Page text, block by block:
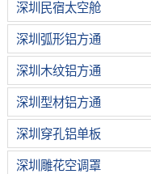
深圳民宿太空舱
深圳弧形铝方通
深圳木纹铝方通
深圳型材铝方通
深圳穿孔铝单板
深圳雕花空调罩